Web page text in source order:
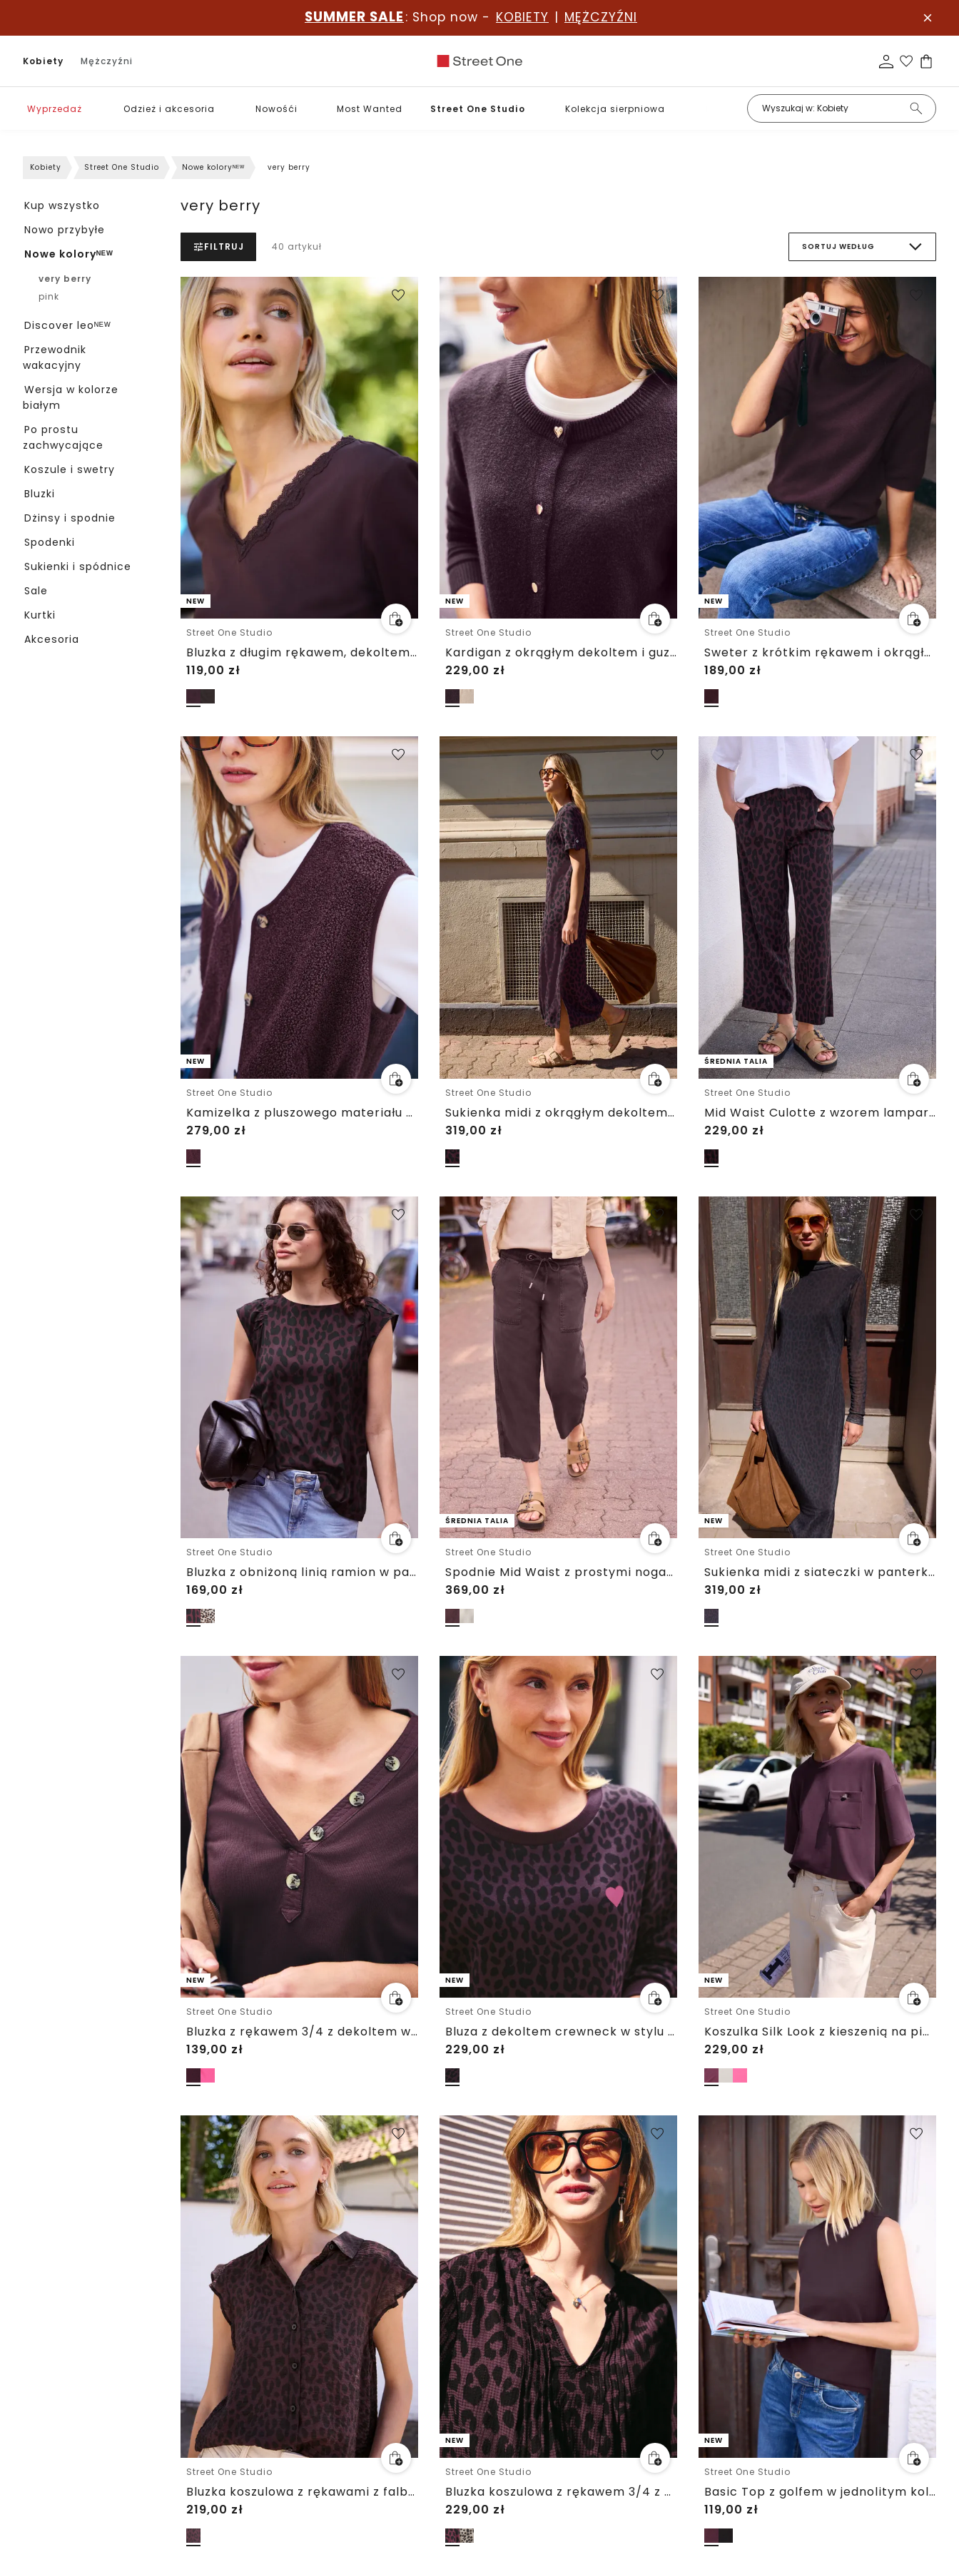
SUMMER SALE : Shop now - KOBIETY | MĘŻCZYŹNI
Kobiety Mężczyźni
Wyprzedaż Odzież i akcesoria Nowośći Most Wanted Street One Studio Kolekcja sierpniowa Podstawy
Kobiety Street One Studio Nowe koloryᴺᴱᵂ very berry
Kup wszystko
Nowo przybyłe
Nowe koloryᴺᴱᵂ
very berry
pink
Discover leoᴺᴱᵂ
Przewodnik
wakacyjny
Wersja w kolorze
białym
Po prostu
zachwycające
Koszule i swetry
Bluzki
Dżinsy i spodnie
Spodenki
Sukienki i spódnice
Sale
Kurtki
Akcesoria
very berry
FILTRUJ 40 artykuł SORTUJ WEDŁUG
NEW
Street One Studio
Bluzka z długim rękawem, dekoltem w szpic i koronką
119,00 zł
NEW
Street One Studio
Kardigan z okrągłym dekoltem i guzikami
229,00 zł
NEW
Street One Studio
Sweter z krótkim rękawem i okrągłym dekoltem
189,00 zł
NEW
Street One Studio
Kamizelka z pluszowego materiału z dekoltem w szpic i guzikami
279,00 zł
Street One Studio
Sukienka midi z okrągłym dekoltem i wzorem w panterkę
319,00 zł
ŚREDNIA TALIA
Street One Studio
Mid Waist Culotte z wzorem lamparta
229,00 zł
Street One Studio
Bluzka z obniżoną linią ramion w panterkowy wzór
169,00 zł
ŚREDNIA TALIA
Street One Studio
Spodnie Mid Waist z prostymi nogawkami w stylu Loose Fit
369,00 zł
NEW
Street One Studio
Sukienka midi z siateczki w panterkowy wzór
319,00 zł
NEW
Street One Studio
Bluzka z rękawem 3/4 z dekoltem w szpic i guzikami
139,00 zł
NEW
Street One Studio
Bluza z dekoltem crewneck w stylu Loose Fit
229,00 zł
NEW
Street One Studio
Koszulka Silk Look z kieszenią na piersi
229,00 zł
Street One Studio
Bluzka koszulowa z rękawami z falbanami i nadrukiem w panterkę
219,00 zł
NEW
Street One Studio
Bluzka koszulowa z rękawem 3/4 z dekoltem
229,00 zł
NEW
Street One Studio
Basic Top z golfem w jednolitym kolorze
119,00 zł